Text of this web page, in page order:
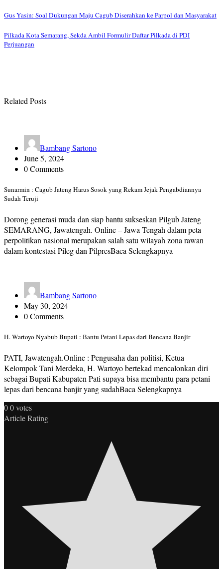
Gus Yasin: Soal Dukungan Maju Cagub Diserahkan ke Parpol dan Masyarakat
Pilkada Kota Semarang, Sekda Ambil Formulir Daftar Pilkada di PDI
Perjuangan
Related Posts
Bambang Sartono
June 5, 2024
0 Comments
Sunarmin : Cagub Jateng Harus Sosok yang Rekam Jejak Pengabdiannya
Sudah Teruji
Dorong generasi muda dan siap bantu sukseskan Pilgub Jateng
SEMARANG, Jawatengah. Online – Jawa Tengah dalam peta
perpolitikan nasional merupakan salah satu wilayah zona rawan
dalam kontestasi Pileg dan PilpresBaca Selengkapnya
Bambang Sartono
May 30, 2024
0 Comments
H. Wartoyo Nyabub Bupati : Bantu Petani Lepas dari Bencana Banjir
PATI, Jawatengah.Online : Pengusaha dan politisi, Ketua
Kelompok Tani Merdeka, H. Wartoyo bertekad mencalonkan diri
sebagai Bupati Kabupaten Pati supaya bisa membantu para petani
lepas dari bencana banjir yang sudahBaca Selengkapnya
00votes
Article Rating